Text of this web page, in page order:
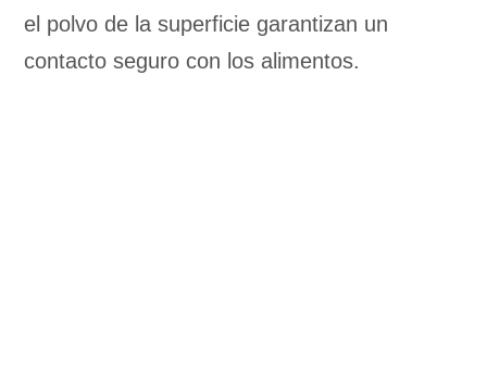
el polvo de la superficie garantizan un
contacto seguro con los alimentos.